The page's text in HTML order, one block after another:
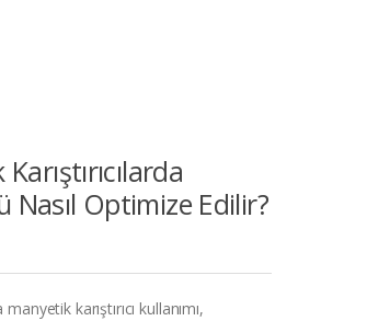
Nasıl Optimize Edilir?
karıştırıcı kullanımı,